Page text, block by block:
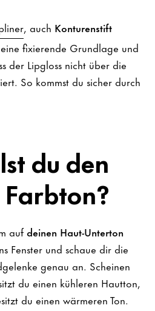
, auch Konturenstift
fixierende Grundlage und
der Lipgloss nicht über die
So kommst du sicher durch
du den
aufdeinen Haut-Unterton
Fenster und schaue dir die
genau an. Scheinen
du einen kühleren Hautton,
du einen wärmeren Ton.